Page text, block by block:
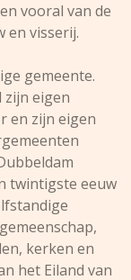
vooral van de
en visserij.
gemeente.
zijn eigen
en zijn eigen
twintigste eeuw
kerken en
het Eiland van